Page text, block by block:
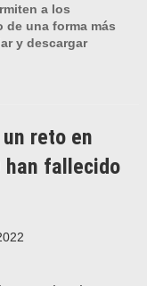
a los
de una forma más
y descargar
reto en
han fallecido